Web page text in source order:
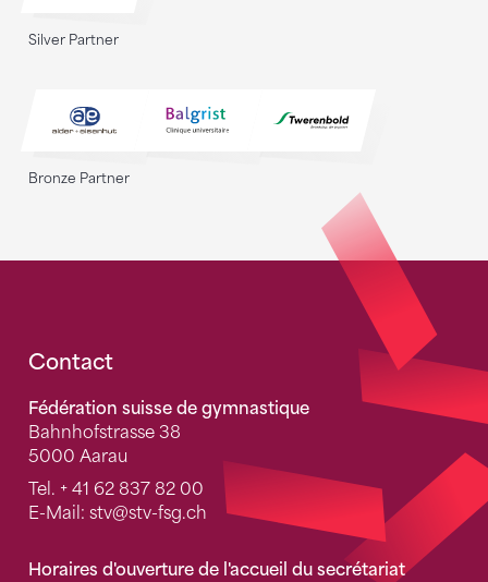
Silver Partner
Bronze Partner
Fusszeile
Contact
Fédération suisse de gymnastique
Bahnhofstrasse 38
5000 Aarau
Tel. + 41 62 837 82 00
E-Mail: stv@stv-fsg.ch
Horaires d'ouverture de l'accueil du secrétariat